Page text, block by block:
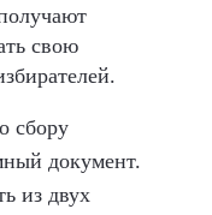
свою
сбору
документ.
из двух